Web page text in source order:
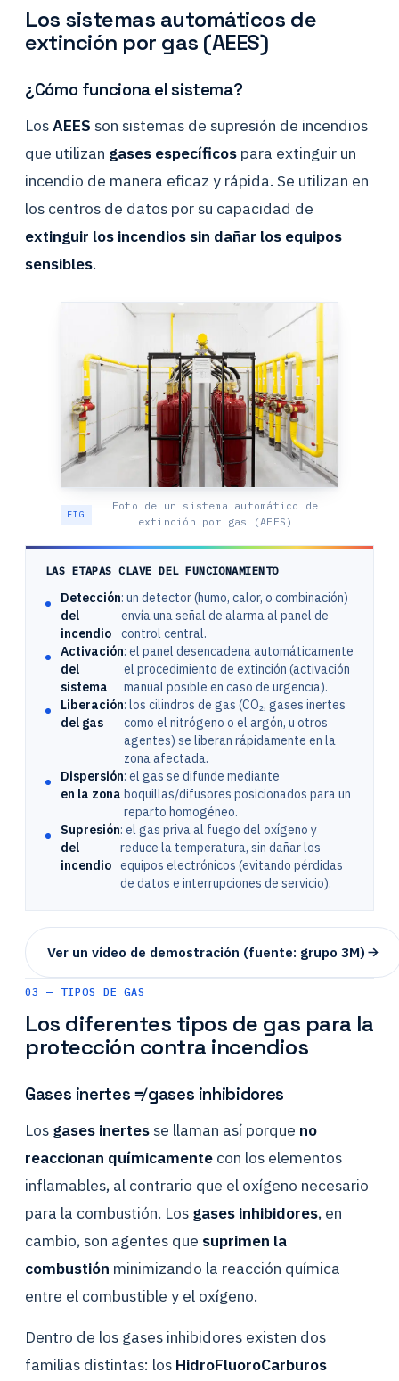
Los sistemas automáticos de
extinción por gas (AEES)
¿Cómo funciona el sistema?
LosAEES son sistemas de supresión de incendios
que utilizan gases específicos para extinguir un
incendio de manera eficaz y rápida. Se utilizan en
los centros de datos por su capacidad de
extinguir los incendios sin dañar los equipos
sensibles.
Foto de un sistema automático de
extinción por gas (AEES)
LAS ETAPAS CLAVE DEL FUNCIONAMIENTO
Detección
del
incendio
: un detector (humo, calor, o combinación)
envía una señal de alarma al panel de
control central.
Activación
del
sistema
: el panel desencadena automáticamente
el procedimiento de extinción (activación
manual posible en caso de urgencia).
Liberación
del gas
: los cilindros de gas (CO₂, gases inertes
como el nitrógeno o el argón, u otros
agentes) se liberan rápidamente en la
zona afectada.
Dispersión
en la zona
: el gas se difunde mediante
boquillas/difusores posicionados para un
reparto homogéneo.
Supresión
del
incendio
: el gas priva al fuego del oxígeno y
reduce la temperatura, sin dañar los
equipos electrónicos (evitando pérdidas
de datos e interrupciones de servicio).
Ver un vídeo de demostración (fuente: grupo 3M)
03 — TIPOS DE GAS
Los diferentes tipos de gas para la
protección contra incendios
Gases inertes ≠ gases inhibidores
Los gases inertesse llaman así porque no
reaccionan químicamente con los elementos
inflamables, al contrario que el oxígeno necesario
para la combustión. Los gases inhibidores, en
cambio, son agentes que suprimen la
combustión minimizando la reacción química
entre el combustible y el oxígeno.
Dentro de los gases inhibidores existen dos
familias distintas: los HidroFluoroCarburos